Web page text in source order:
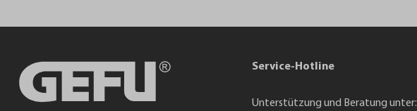
Service-Hotline
Unterstützung und Beratung unter: